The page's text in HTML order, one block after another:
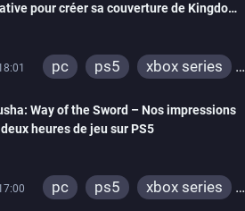
pour créer sa couverture de Kingdom
pc ps5
xbox series
Way of the Sword – Nos impressions
heures de jeu sur PS5
pc ps5
xbox series